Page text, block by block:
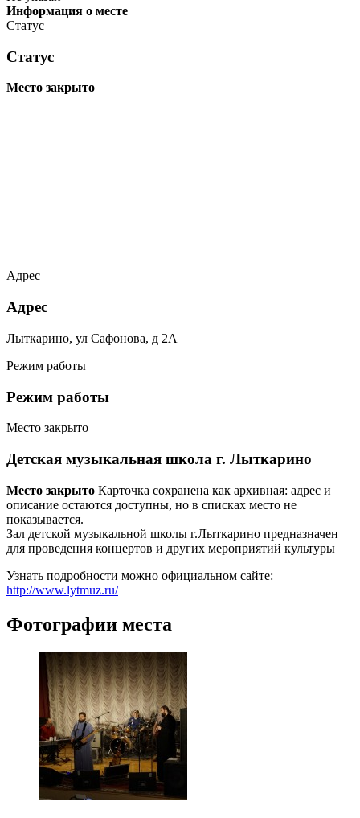
Информация о месте
Статус
Статус
Место закрыто
Адрес
Адрес
Лыткарино, ул Сафонова, д 2А
Режим работы
Режим работы
Место закрыто
Детская музыкальная школа г. Лыткарино
Место закрыто Карточка сохранена как архивная: адрес и
описание остаются доступны, но в списках место не
показывается.
Зал детской музыкальной школы г.Лыткарино предназначен
для проведения концертов и других мероприятий культуры
Узнать подробности можно официальном сайте:
http://www.lytmuz.ru/
Фотографии места